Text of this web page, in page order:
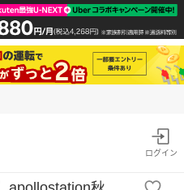
ログイン